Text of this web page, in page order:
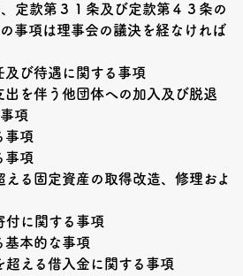
定款第３１条及び定款第４３条の
事項は理事会の議決を経なければ
び待遇に関する事項
を伴う他団体への加入及び脱退
項
事項
事項
る固定資産の取得改造、修理およ
付に関する事項
基本的な事項
える借入金に関する事項